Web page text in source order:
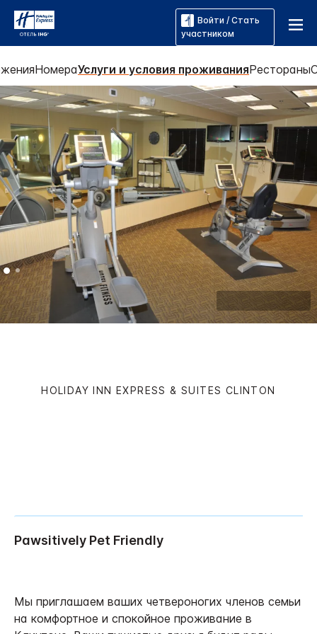
Войти / Стать
участником
НомераУслуги и условия проживанияРестораны
Посмотреть все
HOLIDAY INN EXPRESS & SUITES CLINTON
Мы приглашаем ваших четвероногих членов семьи
на комфортное и спокойное проживание в